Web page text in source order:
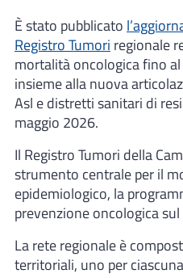
È stato pubblicato
Registro Tumori regionale
mortalità oncologica fino
insieme alla nuova
Asl e distretti sanitari di
maggio 2026.
Il Registro Tumori della
strumento centrale per il
epidemiologico, la
prevenzione oncologica
La rete regionale è
territoriali, uno per